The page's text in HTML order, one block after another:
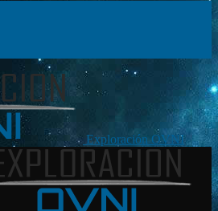
Exploración OVNI